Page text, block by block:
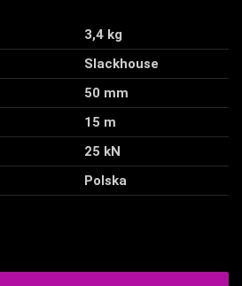
3,4 kg
Slackhouse
50 mm
15 m
25 kN
Polska